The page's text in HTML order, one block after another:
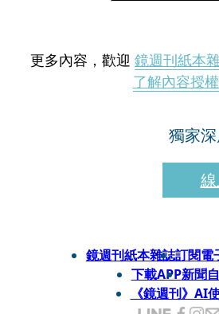
更多內容，歡迎 鏡週刊紙本
了解內容授
獨家
鏡週刊紙本雜誌訂閱電
下載APP新聞
《鏡週刊》AI